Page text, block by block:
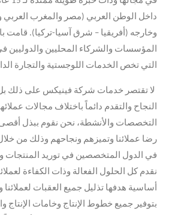
داخل الوطن العربي (مصر والمغرب العربي
وخارجه (أفريقيا – شرق آسيا-تركيا). قامت
المؤسسات والشركاء المحليين والدوليين
التي تخص الخدمات اللوجستية والتجارة
لا تقتصر خدمات شركة فينيكس على ذلك
النجاح والتقدم دائماً باختلاف مجالات
التخصصات والأنشطة، نحن نقوم ببذل
رضا عملائنا وتميزهم ونجاحهم وذلك من
في الدول المتخصصين في توريد المنتجات
نقدم كل الحلول الفعالة وذات الكفاءة
أساسية هدفها تذليل جميع العقبات
بتوفير جميع خطوط الإنتاج وخامات الإنتاج